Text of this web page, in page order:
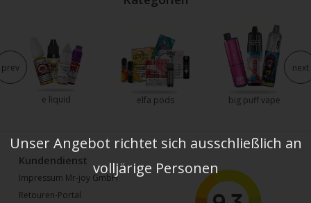
e liquid elfa pods big puff vape
prev next
Kundendienst
Impressum Mr-joy GmbH
Retouren-Portal
Unser Angebot richtet sich ausschließlich an
volljärige Personen